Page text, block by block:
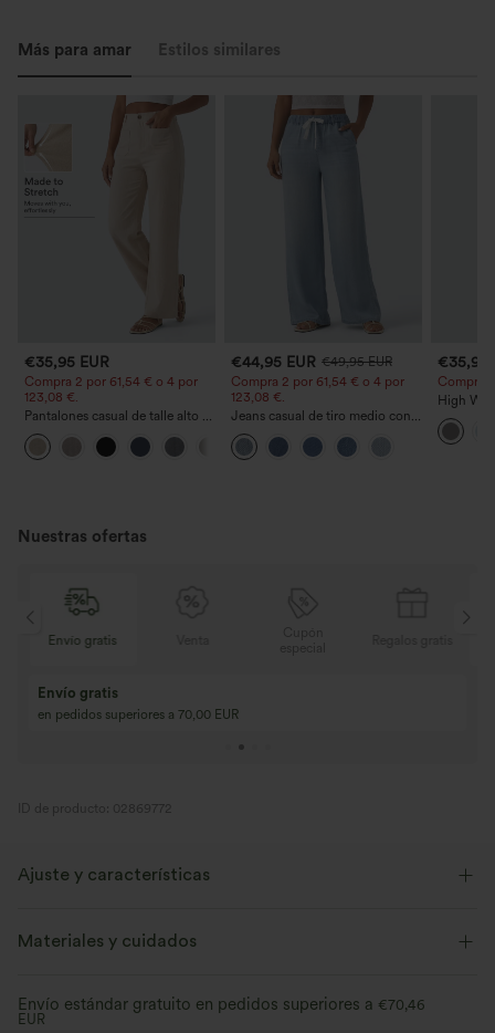
Más para amar Estilos similares
€35,95 EUR
Compra 2 por 61,54 € o 4 por
123,08 €.
Pantalones casual de talle alto y
pierna recta con tacto de lino y
bolsillos
€44,95 EUR €49,95 EUR
Compra 2 por 61,54 € o 4 por
123,08 €.
Jeans casual de tiro medio con
cordón y bolsillos
€35,95
Compra
High
Straight
Nuestras ofertas
Venta
Compra 3 y llévate 1 gratis
Compra 4 por 3, compra 8 por 6
ID de producto: 02869772
Ajuste y características
Cintura plana Con bolsillos
Elástico en 2 direcciones
Materiales y cuidados
Envío estándar gratuito en pedidos superiores a €70,46
EUR